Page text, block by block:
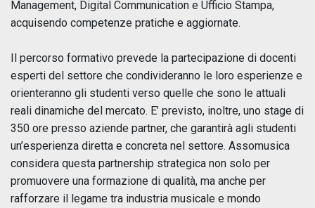
Management, Digital Communication e Ufficio Stampa,
acquisendo competenze pratiche e aggiornate.
Il percorso formativo prevede la partecipazione di docenti
esperti del settore che condivideranno le loro esperienze e
orienteranno gli studenti verso quelle che sono le attuali
reali dinamiche del mercato. E’ previsto, inoltre, uno stage di
350 ore presso aziende partner, che garantirà agli studenti
un’esperienza diretta e concreta nel settore. Assomusica
considera questa partnership strategica non solo per
promuovere una formazione di qualità, ma anche per
rafforzare il legame tra industria musicale e mondo